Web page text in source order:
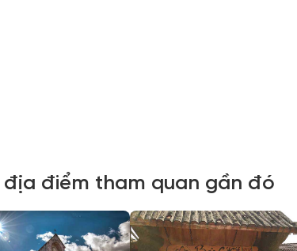
địa điểm tham quan gần đó